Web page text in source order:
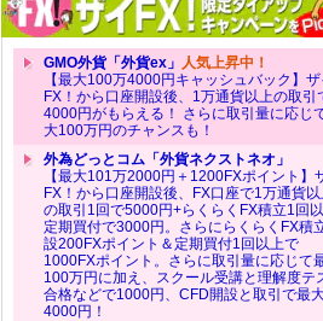
GMO外貨「外貨ex」 人気上昇中！
【最大100万4000円キャッシュバック】ザ
FX！から口座開設後、1万通貨以上の取引
4000円がもらえる！ さらに取引量に応じ
大100万円のチャンスも！
外為どっとコム「外貨ネクストネオ」
【最大101万2000円＋1200FXポイント】
FX！から口座開設後、FX口座で1万通貨
の取引1回で5000円+らくらくFX積立1回
定期買付で3000円。さらにらくらくFX積
設200FXポイント＆定期買付1回以上で
1000FXポイント。さらに取引量に応じて
100万円に加え、スクール受講と理解度テ
合格などで1000円、CFD開設と取引で最
4000円！